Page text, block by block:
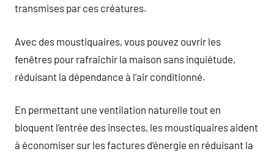
transmises par ces créatures.
Avec des moustiquaires, vous pouvez ouvrir les
fenêtres pour rafraîchir la maison sans inquiétude,
réduisant la dépendance à l’air conditionné.
En permettant une ventilation naturelle tout en
bloquent l’entrée des insectes, les moustiquaires aident
à économiser sur les factures d’énergie en réduisant la